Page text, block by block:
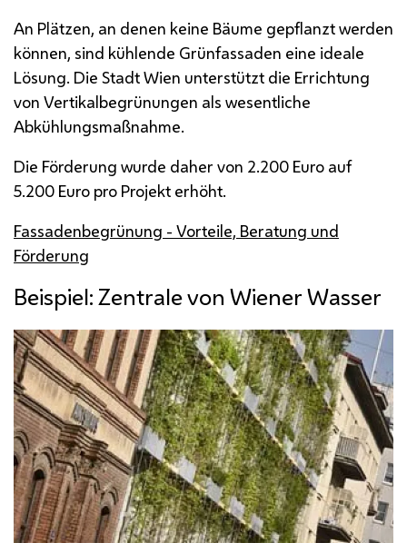
An Plätzen, an denen keine Bäume gepflanzt werden
können, sind kühlende Grünfassaden eine ideale
Lösung. Die Stadt Wien unterstützt die Errichtung
von Vertikalbegrünungen als wesentliche
Abkühlungsmaßnahme.
Die Förderung wurde daher von 2.200 Euro auf
5.200 Euro pro Projekt erhöht.
Fassadenbegrünung - Vorteile, Beratung und
Förderung
Beispiel: Zentrale von Wiener Wasser